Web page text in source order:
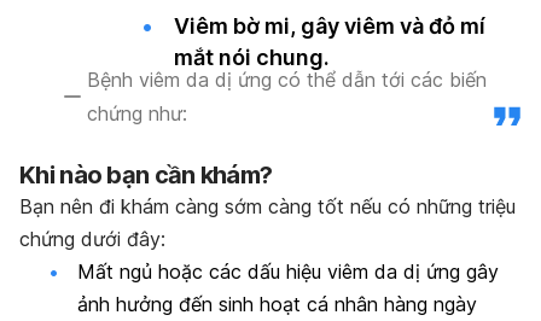
Viêm bờ mi, gây viêm và đỏ mí
mắt nói chung.
Bệnh viêm da dị ứng có thể dẫn tới các biến
chứng như:
Khi nào bạn cần khám?
Bạn nên đi khám càng sớm càng tốt nếu có những triệu
chứng dưới đây:
Mất ngủ hoặc các dấu hiệu viêm da dị ứng gây
ảnh hưởng đến sinh hoạt cá nhân hàng ngày